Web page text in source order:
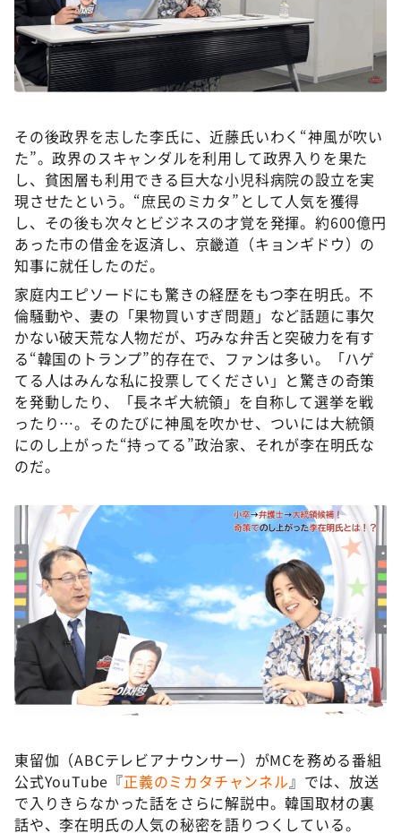
その後政界を志した李氏に、近藤氏いわく“神風が吹い
た”。政界のスキャンダルを利用して政界入りを果た
し、貧困層も利用できる巨大な小児科病院の設立を実
現させたという。“庶民のミカタ”として人気を獲得
し、その後も次々とビジネスの才覚を発揮。約600億円
あった市の借金を返済し、京畿道（キョンギドウ）の
知事に就任したのだ。
家庭内エピソードにも驚きの経歴をもつ李在明氏。不
倫騒動や、妻の「果物買いすぎ問題」など話題に事欠
かない破天荒な人物だが、巧みな弁舌と突破力を有す
る“韓国のトランプ”的存在で、ファンは多い。「ハゲ
てる人はみんな私に投票してください」と驚きの奇策
を発動したり、「長ネギ大統領」を自称して選挙を戦
ったり…。そのたびに神風を吹かせ、ついには大統領
にのし上がった“持ってる”政治家、それが李在明氏な
のだ。
東留伽（ABCテレビアナウンサー）がMCを務める番組
公式YouTube『正義のミカタチャンネル』では、放送
で入りきらなかった話をさらに解説中。韓国取材の裏
話や、李在明氏の人気の秘密を語りつくしている。